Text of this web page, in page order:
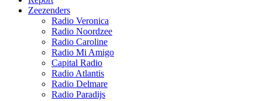
Zeezenders
Radio Veronica
Radio Noordzee
Radio Caroline
Radio Mi Amigo
Capital Radio
Radio Atlantis
Radio Delmare
Radio Paradijs